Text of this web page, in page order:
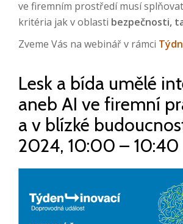
ve firemním prostředí musí
kritéria jak v oblasti bezpečnosti,
Zveme Vás na webinář v rámci
Lesk a bída umělé
aneb AI ve firemní
a v blízké
2024, 10:00 – 10:40